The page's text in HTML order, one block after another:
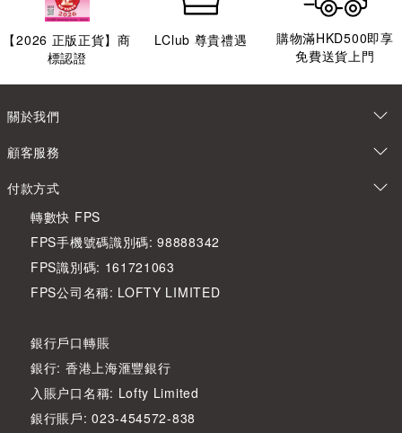
【2026 正版正貨】商
標認證
LClub 尊貴禮遇
購物滿HKD500即享
免費送貨上門
關於我們
顧客服務
付款方式
轉數快 FPS
FPS手機號碼識別碼: 98888342
FPS識別碼: 161721063
FPS公司名稱: LOFTY LIMITED
銀行戶口轉賬
銀行: 香港上海滙豐銀行
入賬户口名稱: Lofty Limited
銀行賬戶: 023-454572-838